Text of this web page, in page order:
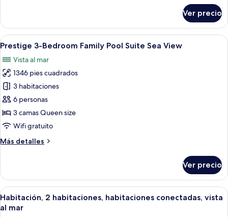
superior,
vista
al
Ver precio
Abrir
todas
las
fotos
de
Prestige
3-
Bedroom
Family
Pool
View
Un moderno cuarto de hotel con
11
Prestige 3-Bedroom Family Pool Suite Sea View
Vista al mar
1346 pies cuadrados
3 habitaciones
6 personas
3 camas Queen size
Wifi gratuito
Más detalles
Más
3-
Bedroom
Family
Pool
Ver precio
Abrir
todas
Una habitación de hotel moderna
7
Habitación, 2 habitaciones, habitaciones conectadas, vista
al mar